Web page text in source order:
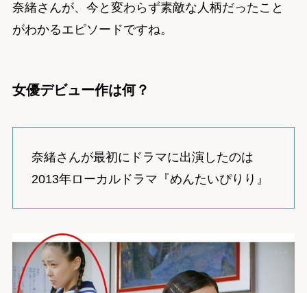
奈緒さんが、今と変わらず素敵な人柄だったこと
がわかるエピソードですね。
女優デビュー作は何？
奈緒さんが最初にドラマに出演したのは
2013年ローカルドラマ『めんたいぴりり』